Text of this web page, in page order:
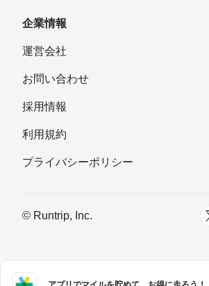
企業情報
運営会社
お問い合わせ
採用情報
利用規約
プライバシーポリシー
© Runtrip, Inc.